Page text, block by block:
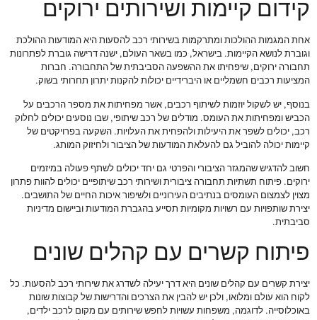
קידום קיימות ושירותים ירוקים
אחת המגמות ההולכות ומתרקמות בשירותי רכב להסעות היא המודעות ההולכת
וגוברת לנושא הקיימות. בישראל, כמו בשאר העולם, ישנה דרישה גוברת לפתרונות
תחבורה ירוקים, שיפחיתו את ההשפעה הסביבתית של התחבורה. חברות
המציעות רכבים חשמליים או היברידיים יכולות להקנות יתרון תחרותי בשוק.
בנוסף, יש לשקול יוזמות לשיתוף רכבים, אשר מפחיתות את מספר הרכבים על
הכביש ומפחיתות את העומס. מודלים של רכב שיתופי, שבו נוסעים יכולים לחלוק
רכב, יכולים לשפר את היעילות ולהפחית את העלויות. השקעה בפרויקטים של
קיימות יכולה להוביל גם להעלאת המודעות של הציבור ולחיזוק המותג.
חשוב להדגיש שהמגזר הציבורי והפרטי גם יחד יכולים לשתף פעולה במיזמים
ירוקים. פיתוח תשתיות תחבורה ציבורית ושירותי רכב שיתופיים יכולים להוות פתרון
מצוין לצמצום העומסים בנתיבים העירוניים ולשיפור איכות החיים של התושבים.
יצירת שותפויות עם רשויות מקומיות תסייע בהגברת המודעות וביישום מדיניות
סביבתית.
פיתוח קשרים עם קהלים שונים
יצירת קשרים עם קהלים שונים היא דרך יעילה לשדרג את שירותי רכב להסעות. כל
לקוח הוא עולם ומלואו, ולכן יש להבין את הצרכים והדרישות של קבוצות שונות
באוכלוסייה. לדוגמה, משפחות עשויות לחפש שירותים עם מקום לרכב ילדים,